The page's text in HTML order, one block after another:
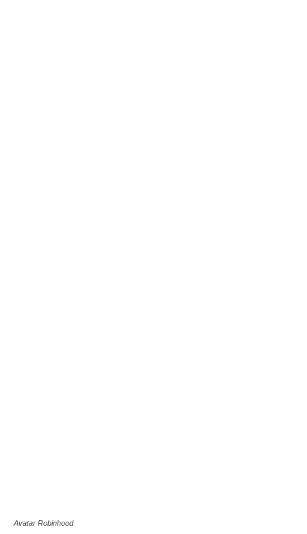
Avatar Robinhood